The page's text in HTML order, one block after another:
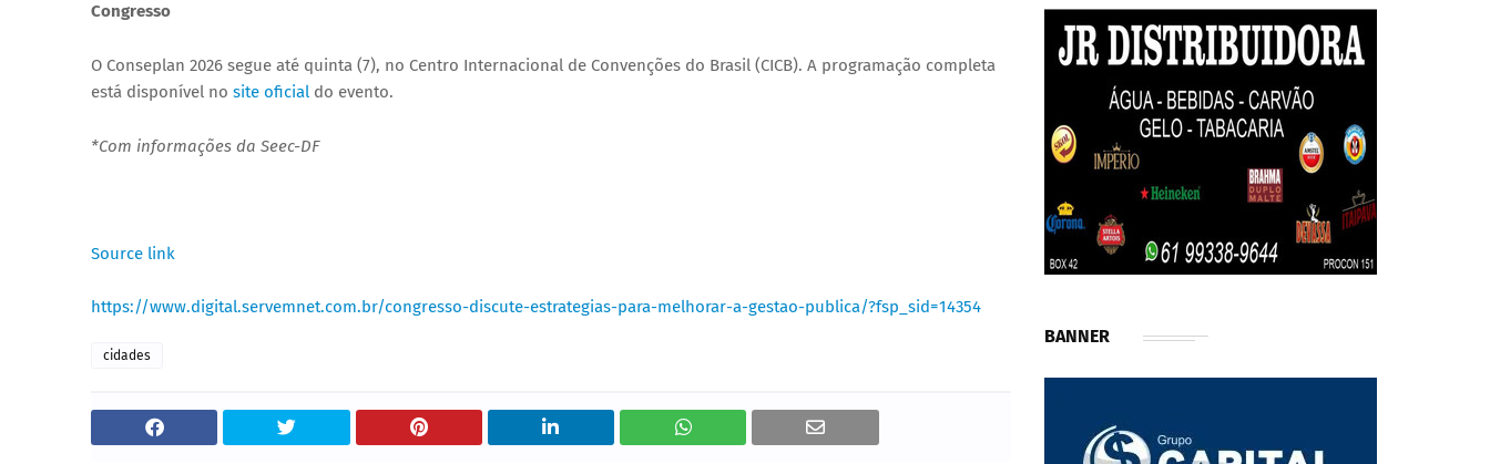
Congresso
O Conseplan 2026 segue até quinta (7), no Centro Internacional de Convenções do Brasil (CICB). A programação completa
está disponível no site oficial do evento.
*Com informações da Seec-DF
Source link
https://www.digital.servemnet.com.br/congresso-discute-estrategias-para-melhorar-a-gestao-publica/?fsp_sid=14354
cidades
BANNER